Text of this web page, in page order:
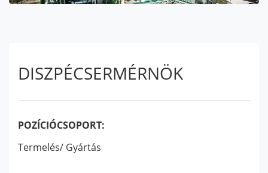
DISZPÉCSERMÉRNÖK
POZÍCIÓCSOPORT:
Termelés/ Gyártás